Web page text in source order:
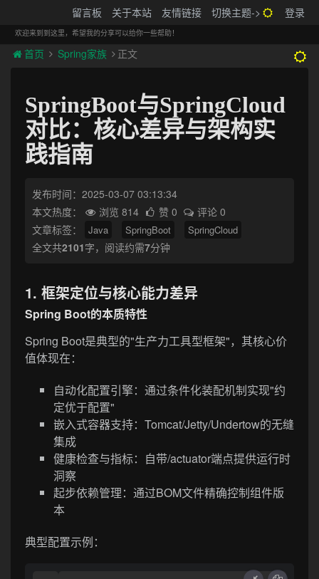
留言板 关于本站 友情链接 切换主题-> 登录
欢迎来到到这里，希望我的分享可以给你一些帮助！
首页 Spring家族 正文
SpringBoot与SpringCloud
对比：核心差异与架构实
践指南
发布时间：2025-03-07 03:13:34
本文热度：
浏览 814 赞 0
评论 0
文章标签：
Java SpringBoot SpringCloud
全文共2101字，阅读约需7分钟
1. 框架定位与核心能力差异
Spring Boot的本质特性
Spring Boot是典型的"生产力工具型框架"，其核心价
值体现在：
自动化配置引擎：通过条件化装配机制实现"约
定优于配置"
嵌入式容器支持：Tomcat/Jetty/Undertow的无缝
集成
健康检查与指标：自带/actuator端点提供运行时
洞察
起步依赖管理：通过BOM文件精确控制组件版
本
典型配置示例：